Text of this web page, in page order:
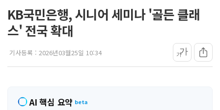
KB국민은행, 시니어 세미나 '골든 클래
스' 전국 확대
기사등록 : 2026년03월25일 10:34 가가
AI 핵심 요약 beta